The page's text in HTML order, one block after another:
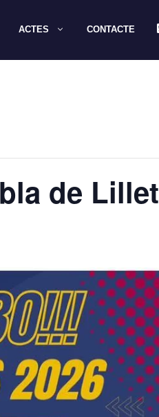
ACTES CONTACTE
de Lillet